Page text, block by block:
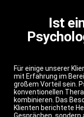
Ist
Für einige unserer
mit Erfahrung im
großem Vorteil sein.
konventionellen
kombinieren. Das
Klienten berichtete